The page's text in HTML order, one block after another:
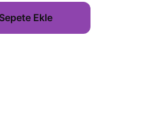
Sepete Ekle